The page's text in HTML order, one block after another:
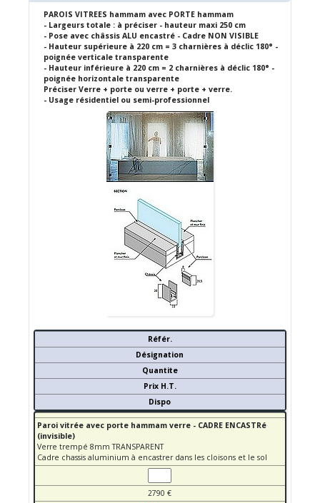
PAROIS VITREES hammam avec PORTE hammam
- Largeurs totale : à préciser - hauteur maxi 250 cm
- Pose avec châssis ALU encastré - Cadre NON VISIBLE
- Hauteur supérieure à 220 cm = 3 charnières à déclic 180° -
poignée verticale transparente
- Hauteur inférieure à 220 cm = 2 charnières à déclic 180° -
poignée horizontale transparente
Préciser Verre + porte ou verre + porte + verre.
- Usage résidentiel ou semi-professionnel
Référ.
Désignation
Quantite
Prix H.T.
Dispo
Paroi vitrée avec porte hammam verre - CADRE ENCASTRé
(invisible)
Verre trempé 8mm TRANSPARENT
Cadre chassis aluminium à encastrer dans les cloisons et le sol
2790 €